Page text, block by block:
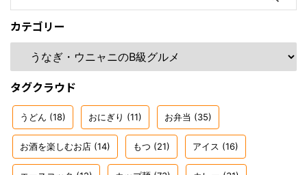
カテゴリー
タグクラウド
うどん (18) おにぎり (11) お弁当 (35)
お酒を楽しむお店 (14) もつ (21) アイス (16)